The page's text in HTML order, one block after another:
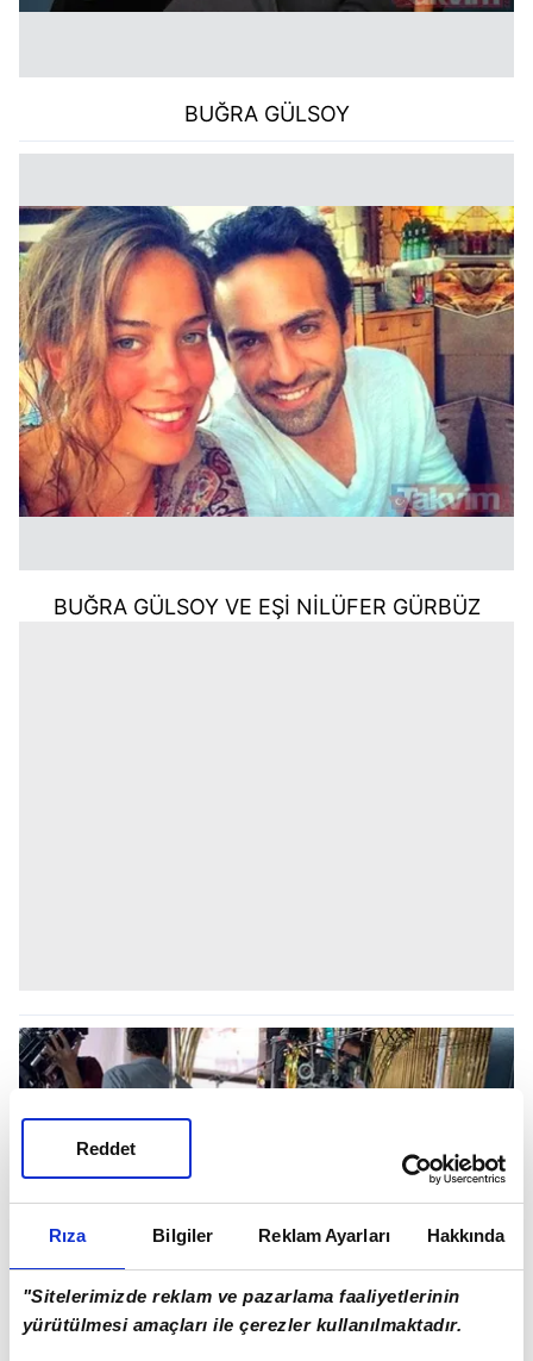
Rıza Bilgiler Reklam Ayarları Hakkında
"Sitelerimizde reklam ve pazarlama faaliyetlerinin
yürütülmesi amaçları ile çerezler kullanılmaktadır.
Reddet
BUĞRA GÜLSOY
BUĞRA GÜLSOY VE EŞİ NİLÜFER GÜRBÜZ